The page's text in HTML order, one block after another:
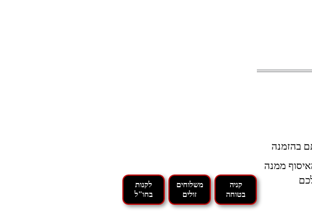
בהזמנה
ממנה
קניה
בטוחה
משלוחים
זולים
לקנות
בחו"ל